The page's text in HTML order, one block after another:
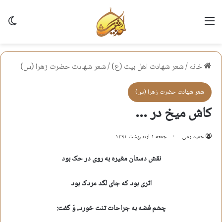
منو
خانه/شعر شهادت اهل بيت (ع)/شعر شهادت حضرت زهرا (س)
شعر شهادت حضرت زهرا (س)
کاش میخ در …
حمید رمی جمعه ۱ اردیبهشت ۱۳۹۱
نقش دستان مغیره به روی در حک بود
اثری بود که جای لگد مردک بود
چشم فضه به جراحات تنت خورد, وَ گفت: